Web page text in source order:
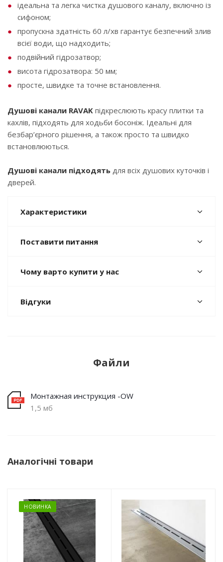
ідеальна та легка чистка душового каналу, включно із
сифоном;
пропускна здатність 60 л/хв гарантує безпечний злив
всієї води, що надходить;
подвійний гідрозатвор;
висота гідрозатвора: 50 мм;
просте, швидке та точне встановлення.
Душові канали RAVAK підкреслюють красу плитки та
кахлів, підходять для ходьби босоніж. Ідеальні для
безбар’єрного рішення, а також просто та швидко
встановлюються.
Душові канали підходять для всіх душових куточків і
дверей.
Характеристики
Поставити питання
Чому варто купити у нас
Відгуки
Файли
Монтажная инструкция -OW
1,5 мб
Аналогічні товари
НОВИНКА